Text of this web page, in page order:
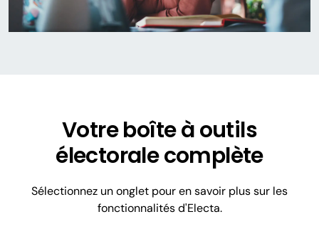
Votre boîte à outils
électorale complète
Sélectionnez un onglet pour en savoir plus sur les
fonctionnalités d'Electa.